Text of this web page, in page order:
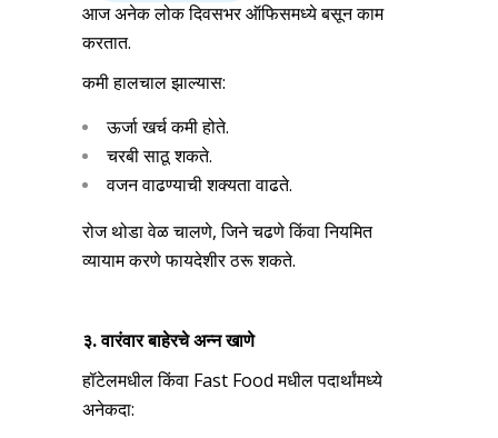
आज अनेक लोक दिवसभर ऑफिसमध्ये बसून काम
करतात.
कमी हालचाल झाल्यास:
ऊर्जा खर्च कमी होते.
चरबी साठू शकते.
वजन वाढण्याची शक्यता वाढते.
रोज थोडा वेळ चालणे, जिने चढणे किंवा नियमित
व्यायाम करणे फायदेशीर ठरू शकते.
३. वारंवार बाहेरचे अन्न खाणे
हॉटेलमधील किंवा Fast Food मधील पदार्थांमध्ये
अनेकदा: